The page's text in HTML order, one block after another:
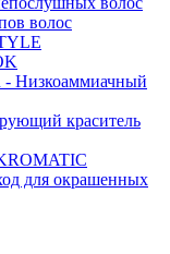
волос
Низкоаммиачный
краситель
для окрашенных